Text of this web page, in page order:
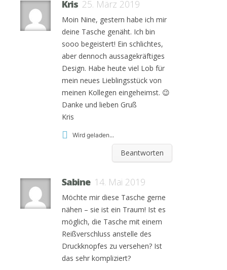
Kris 25. März 2019
Moin Nine, gestern habe ich mir
deine Tasche genäht. Ich bin
sooo begeistert! Ein schlichtes,
aber dennoch aussagekräftiges
Design. Habe heute viel Lob für
mein neues Lieblingsstück von
meinen Kollegen eingeheimst. 😉
Danke und lieben Gruß
Kris
Wird geladen...
Beantworten
Sabine 14. Mai 2019
Möchte mir diese Tasche gerne
nähen – sie ist ein Traum! Ist es
möglich, die Tasche mit einem
Reißverschluss anstelle des
Druckknopfes zu versehen? Ist
das sehr kompliziert?